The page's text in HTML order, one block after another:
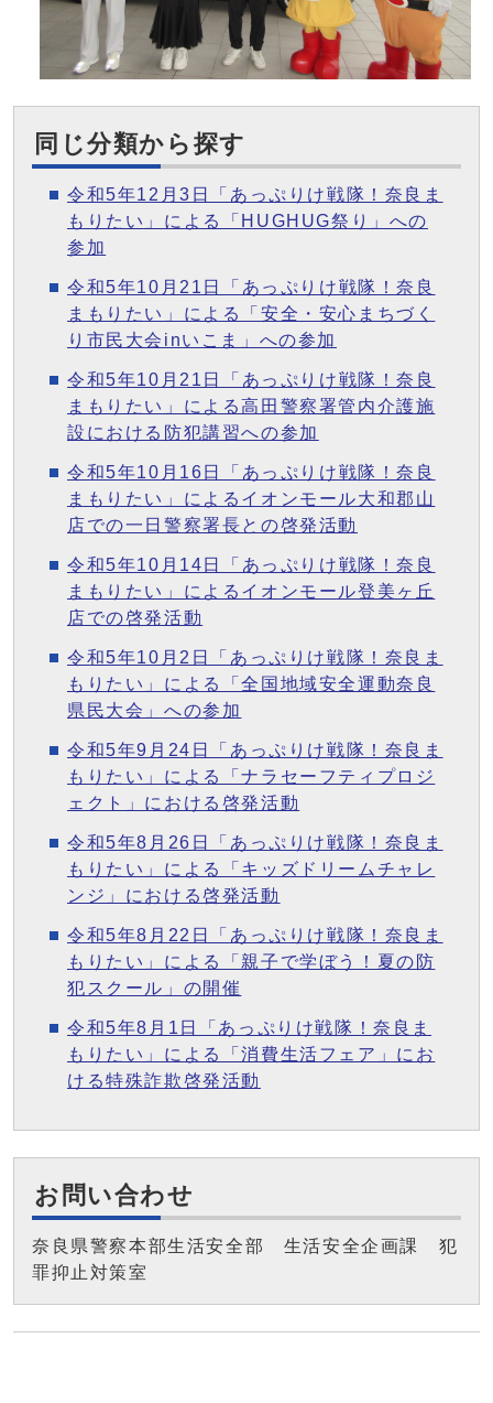
同じ分類から探す
令和5年12月3日「あっぷりけ戦隊！奈良ま
もりたい」による「HUGHUG祭り」への
参加
令和5年10月21日「あっぷりけ戦隊！奈良
まもりたい」による「安全・安心まちづく
り市民大会inいこま」への参加
令和5年10月21日「あっぷりけ戦隊！奈良
まもりたい」による高田警察署管内介護施
設における防犯講習への参加
令和5年10月16日「あっぷりけ戦隊！奈良
まもりたい」によるイオンモール大和郡山
店での一日警察署長との啓発活動
令和5年10月14日「あっぷりけ戦隊！奈良
まもりたい」によるイオンモール登美ヶ丘
店での啓発活動
令和5年10月2日「あっぷりけ戦隊！奈良ま
もりたい」による「全国地域安全運動奈良
県民大会」への参加
令和5年9月24日「あっぷりけ戦隊！奈良ま
もりたい」による「ナラセーフティプロジ
ェクト」における啓発活動
令和5年8月26日「あっぷりけ戦隊！奈良ま
もりたい」による「キッズドリームチャレ
ンジ」における啓発活動
令和5年8月22日「あっぷりけ戦隊！奈良ま
もりたい」による「親子で学ぼう！夏の防
犯スクール」の開催
令和5年8月1日「あっぷりけ戦隊！奈良ま
もりたい」による「消費生活フェア」にお
ける特殊詐欺啓発活動
お問い合わせ
奈良県警察本部生活安全部 生活安全企画課 犯
罪抑止対策室